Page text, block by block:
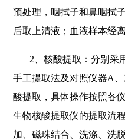
预处理，咽拭子和鼻咽拭
后取上清液；血液样本经
2 、核酸提取：分别
手工提取法及对照仪器A
酸提取，具体操作按照各
生物核酸提取仪的提取流
加、磁珠结合、洗涤、洗